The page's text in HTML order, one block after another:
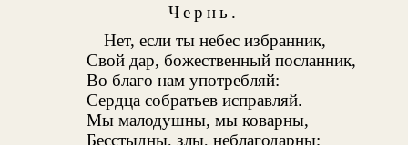
Чернь.
Нет, если ты небес избранник,
Свой дар, божественный посланник,
Во благо нам употребляй:
Сердца собратьев исправляй.
Мы малодушны, мы коварны,
Бесстыдны, злы, неблагодарны;